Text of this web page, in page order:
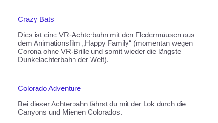
Crazy Bats
Dies ist eine VR-Achterbahn mit den Fledermäusen aus
dem Animationsfilm „Happy Family“ (momentan wegen
Corona ohne VR-Brille und somit wieder die längste
Dunkelachterbahn der Welt).
Colorado Adventure
Bei dieser Achterbahn fährst du mit der Lok durch die
Canyons und Mienen Colorados.